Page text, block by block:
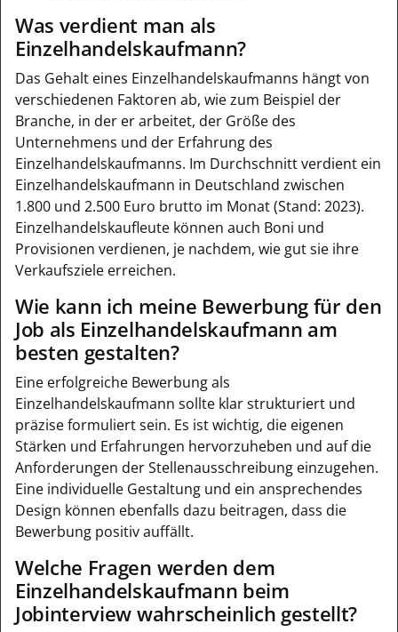
Was verdient man als
Einzelhandelskaufmann?
Das Gehalt eines Einzelhandelskaufmanns hängt von
verschiedenen Faktoren ab, wie zum Beispiel der
Branche, in der er arbeitet, der Größe des
Unternehmens und der Erfahrung des
Einzelhandelskaufmanns. Im Durchschnitt verdient ein
Einzelhandelskaufmann in Deutschland zwischen
1.800 und 2.500 Euro brutto im Monat (Stand: 2023).
Einzelhandelskaufleute können auch Boni und
Provisionen verdienen, je nachdem, wie gut sie ihre
Verkaufsziele erreichen.
Wie kann ich meine Bewerbung für den
Job als Einzelhandelskaufmann am
besten gestalten?
Eine erfolgreiche Bewerbung als
Einzelhandelskaufmann sollte klar strukturiert und
präzise formuliert sein. Es ist wichtig, die eigenen
Stärken und Erfahrungen hervorzuheben und auf die
Anforderungen der Stellenausschreibung einzugehen.
Eine individuelle Gestaltung und ein ansprechendes
Design können ebenfalls dazu beitragen, dass die
Bewerbung positiv auffällt.
Welche Fragen werden dem
Einzelhandelskaufmann beim
Jobinterview wahrscheinlich gestellt?